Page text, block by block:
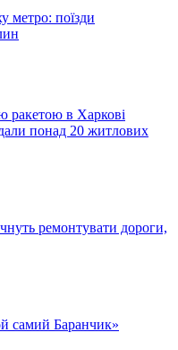
метро: поїзди
ракетою в Харкові
понад 20 житлових
ремонтувати дороги,
самий Баранчик»